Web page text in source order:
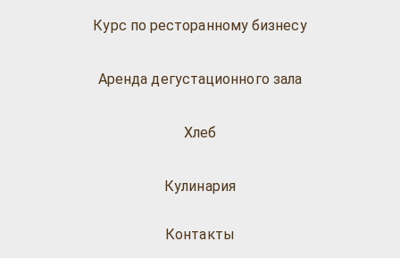
Курс по ресторанному бизнесу
Аренда дегустационного зала
Хлеб
Кулинария
Контакты